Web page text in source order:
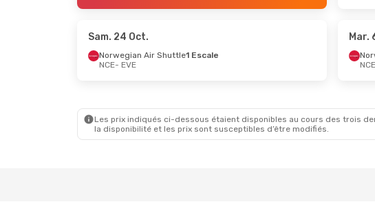
Scandinavian Airlines1 Escale
Sam. 24 Oct.
Norwegian Air Shuttle1 Escale
NCE- EVE
Mar.
NCE
Les prix indiqués ci-dessous étaient disponibles au cours des trois
la disponibilité et les prix sont susceptibles d’être modifiés.